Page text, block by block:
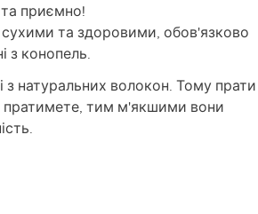
приємно!
та здоровими, обов'язково
з конопель.
з натуральних волокон. Тому прати
пратимете, тим м'якшими вони